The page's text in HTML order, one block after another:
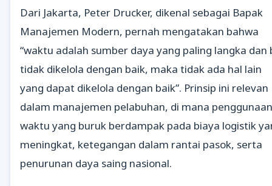
Dari Jakarta, Peter Drucker, dikenal sebagai Bapak
Manajemen Modern, pernah mengatakan bahwa
“waktu adalah sumber daya yang paling langka dan
tidak dikelola dengan baik, maka tidak ada hal lain
yang dapat dikelola dengan baik”. Prinsip ini relevan
dalam manajemen pelabuhan, di mana penggunaan
waktu yang buruk berdampak pada biaya logistik
meningkat, ketegangan dalam rantai pasok, serta
penurunan daya saing nasional.